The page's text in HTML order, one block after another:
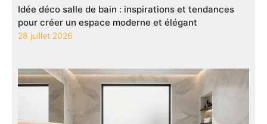
Idée déco salle de bain : inspirations et tendances
pour créer un espace moderne et élégant
28 juillet 2026